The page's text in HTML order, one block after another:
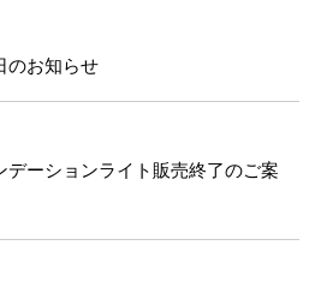
のお知らせ
デーションライト販売終了のご案